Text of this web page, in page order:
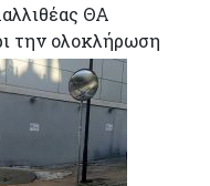
ΘΑ
την ολοκλήρωση